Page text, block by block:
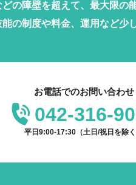
の障壁を超えて、最大限
の制度や料金、運用など
お電話でのお問い合わせ
042-316-
平日9:00-17:30（土日/祝日を除く